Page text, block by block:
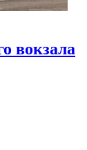
вокзала